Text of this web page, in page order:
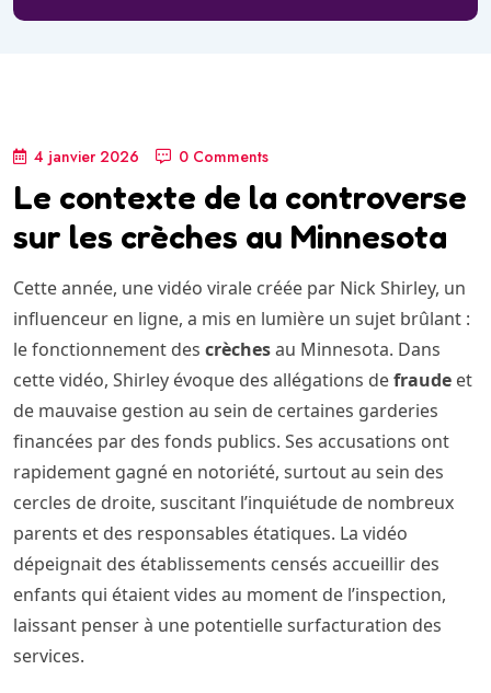
4 janvier 2026 0 Comments
Le contexte de la controverse
sur les crèches au Minnesota
Cette année, une vidéo virale créée par Nick Shirley, un
influenceur en ligne, a mis en lumière un sujet brûlant :
le fonctionnement des crèchesau Minnesota. Dans
cette vidéo, Shirley évoque des allégations defraude et
de mauvaise gestion au sein de certaines garderies
financées par des fonds publics. Ses accusations ont
rapidement gagné en notoriété, surtout au sein des
cercles de droite, suscitant l’inquiétude de nombreux
parents et des responsables étatiques. La vidéo
dépeignait des établissements censés accueillir des
enfants qui étaient vides au moment de l’inspection,
laissant penser à une potentielle surfacturation des
services.